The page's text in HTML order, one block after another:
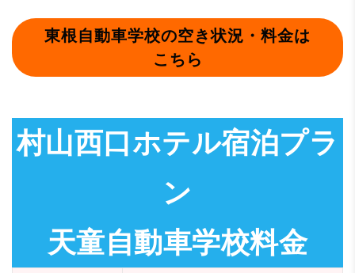
東根自動車学校の空き状況・料金は
こちら
村山西口ホテル宿泊プラ
ン
天童自動車学校料金